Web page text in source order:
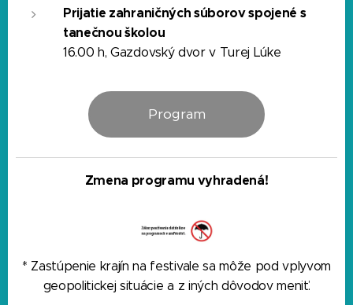
Prijatie zahraničných súborov spojené s
tanečnou školou
16.00 h, Gazdovský dvor v Turej Lúke
Program
Zmena programu vyhradená!
* Zastúpenie krajín na festivale sa môže pod vplyvom
geopolitickej situácie a z iných dôvodov meniť.